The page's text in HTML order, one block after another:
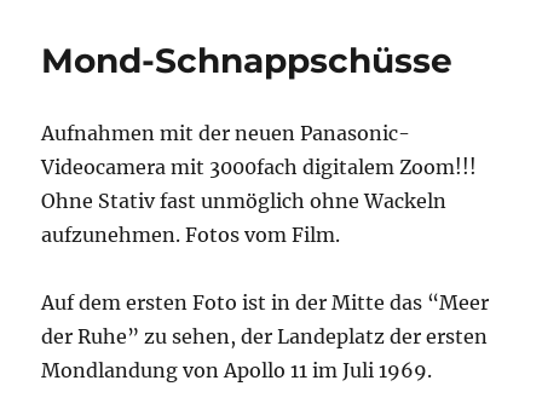
Mond-Schnappschüsse
Aufnahmen mit der neuen Panasonic-
Videocamera mit 3000fach digitalem Zoom!!!
Ohne Stativ fast unmöglich ohne Wackeln
aufzunehmen. Fotos vom Film.
Auf dem ersten Foto ist in der Mitte das “Meer
der Ruhe” zu sehen, der Landeplatz der ersten
Mondlandung von Apollo 11 im Juli 1969.